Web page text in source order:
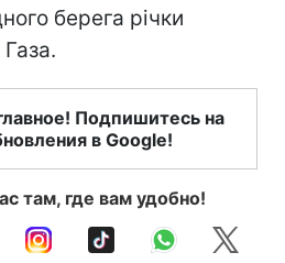
берега річки
Подпишитесь на
в Google!
там, где вам удобно!